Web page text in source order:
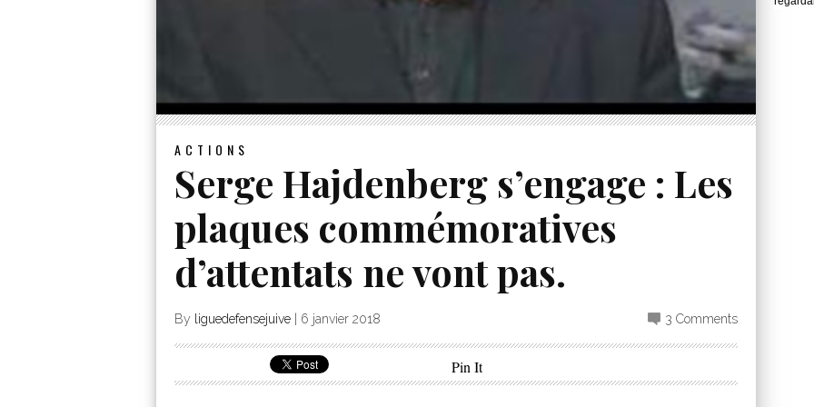
ACTIONS
Serge Hajdenberg s’engage : Les
plaques commémoratives
d’attentats ne vont pas.
By liguedefensejuive 6 janvier 2018 3 Comments
Pin It